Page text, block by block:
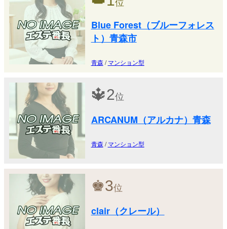
Blue Forest（ブルーフォレス
ト）青森市
青森/マンション型
🔱2位
ARCANUM（アルカナ）青森
青森/マンション型
♚3位
clair（クレール）